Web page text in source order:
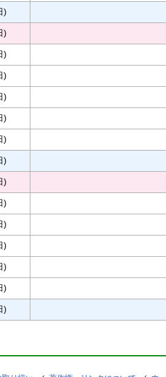
)
)
)
)
)
)
)
)
)
)
)
)
)
)
)